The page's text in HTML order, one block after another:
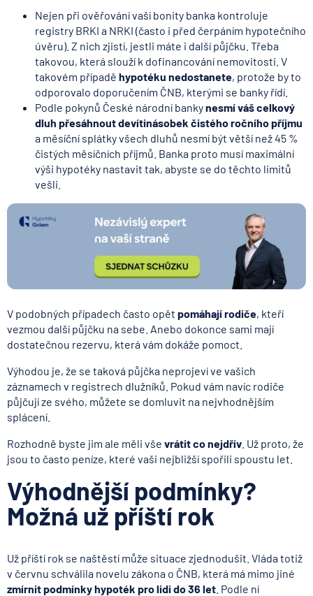
Nejen při ověřování vaší bonity banka kontroluje
registry BRKI a NRKI (často i před čerpáním hypotečního
úvěru). Z nich zjistí, jestli máte i další půjčku. Třeba
takovou, která slouží k dofinancování nemovitosti. V
takovém případě hypotéku nedostanete, protože by to
odporovalo doporučením ČNB, kterými se banky řídí.
Podle pokynů České národní bankynesmí váš celkový
dluh přesáhnout devítinásobek čistého ročního příjmu
a měsíční splátky všech dluhů nesmí být větší než 45 %
čistých měsíčních příjmů. Banka proto musí maximální
výši hypotéky nastavit tak, abyste se do těchto limitů
vešli.
V podobných případech často opět pomáhají rodiče, kteří
vezmou další půjčku na sebe. Anebo dokonce sami mají
dostatečnou rezervu, která vám dokáže pomoct.
Výhodou je, že se taková půjčka neprojeví ve vašich
záznamech v registrech dlužníků. Pokud vám navíc rodiče
půjčují ze svého, můžete se domluvit na nejvhodnějším
splácení.
Rozhodně byste jim ale měli vše vrátit co nejdřív . Už proto, že
jsou to často peníze, které vaši nejbližší spořili spoustu let.
Výhodnější podmínky?
Možná už příští rok
Už příští rok se naštěstí může situace zjednodušit. Vláda totiž
v červnu schválila novelu zákona o ČNB, která má mimo jiné
zmírnit podmínky hypoték pro lidi do 36 let . Podle ní